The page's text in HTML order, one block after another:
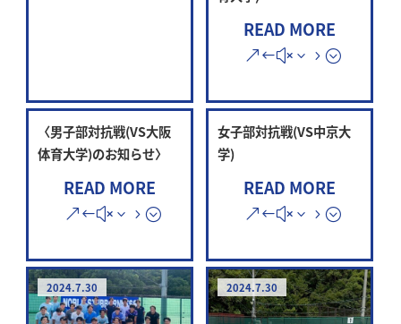
READ MORE
〈男子部対抗戦(VS大阪
体育大学)のお知らせ〉
READ MORE
女子部対抗戦(VS中京大
学)
READ MORE
2024.7.30 2024.7.30